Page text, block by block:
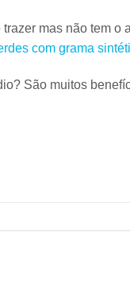
mas não tem o
com grama
São muitos